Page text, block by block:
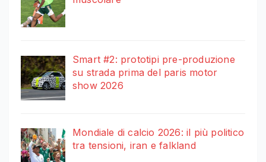
Smart #2: prototipi pre-produzione
su strada prima del paris motor
show 2026
Mondiale di calcio 2026: il più politico
tra tensioni, iran e falkland